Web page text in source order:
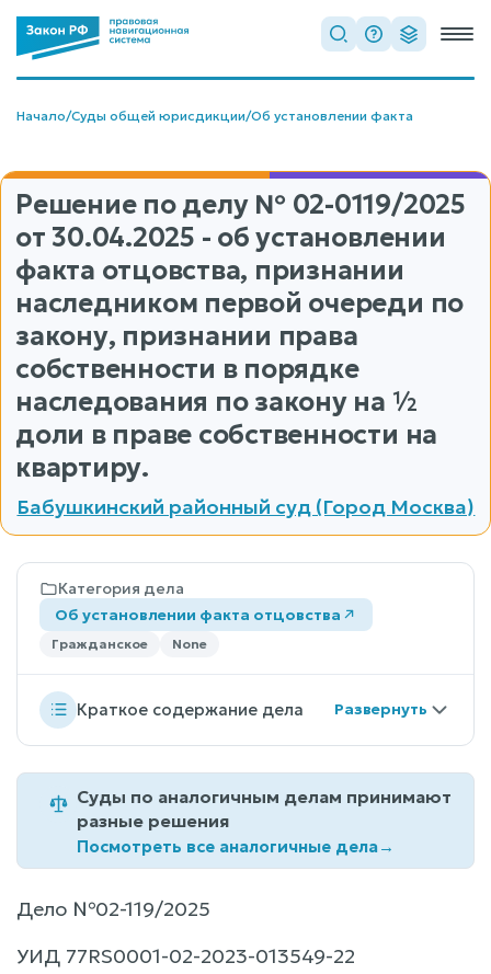
Начало/Суды общей юрисдикции/Об установлении факта
Решение по делу № 02-0119/2025
от 30.04.2025 - об установлении
факта отцовства, признании
наследником первой очереди по
закону, признании права
собственности в порядке
наследования по закону на ½
доли в праве собственности на
квартиру.
Бабушкинский районный суд (Город Москва)
Категория дела
Об установлении факта отцовства
Гражданское None
Краткое содержание дела
Суды по аналогичным делам принимают
разные решения
Посмотреть все аналогичные дела→
Дело №02-119/2025
УИД 77RS0001-02-2023-013549-22